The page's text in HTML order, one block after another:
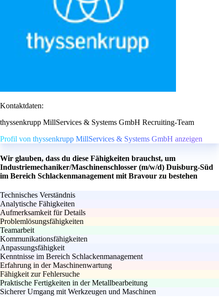
Kontaktdaten:
thyssenkrupp MillServices & Systems GmbH Recruiting-Team
Profil von thyssenkrupp MillServices & Systems GmbH anzeigen
Wir glauben, dass du diese Fähigkeiten brauchst, um
Industriemechaniker/Maschinenschlosser (m/w/d) Duisburg-Süd
im Bereich Schlackenmanagement mit Bravour zu bestehen
Technisches Verständnis
Analytische Fähigkeiten
Aufmerksamkeit für Details
Problemlösungsfähigkeiten
Teamarbeit
Kommunikationsfähigkeiten
Anpassungsfähigkeit
Kenntnisse im Bereich Schlackenmanagement
Erfahrung in der Maschinenwartung
Fähigkeit zur Fehlersuche
Praktische Fertigkeiten in der Metallbearbeitung
Sicherer Umgang mit Werkzeugen und Maschinen